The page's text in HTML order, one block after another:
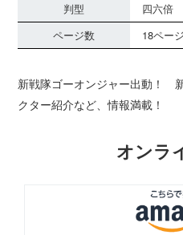
判型
四六倍
ページ数
18ページ
新戦隊ゴーオンジャー出動！
クター紹介など、情報満載！
オンラ